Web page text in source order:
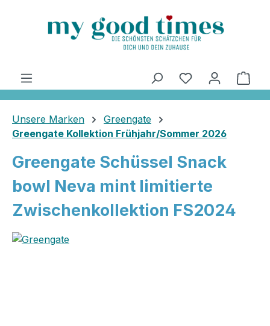
Unsere Marken
Greengate
Greengate Kollektion Frühjahr/Sommer 2026
Greengate Schüssel Snack
bowl Neva mint limitierte
Zwischenkollektion FS2024